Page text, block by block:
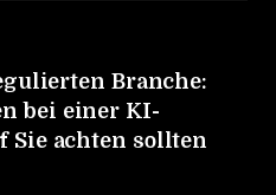
Branche:
bei einer KI-
Sie achten sollten